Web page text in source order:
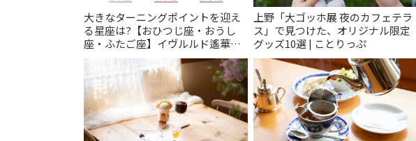
大きなターニングポイントを迎え
る星座は?【おひつじ座・おうし
座・ふたご座】イヴルルド遙華
2026年 夏の運勢~Summer~ | こと
上野「大ゴッホ展 夜のカフェテラ
ス」で見つけた、オリジナル限定
グッズ10選 | ことりっぷ